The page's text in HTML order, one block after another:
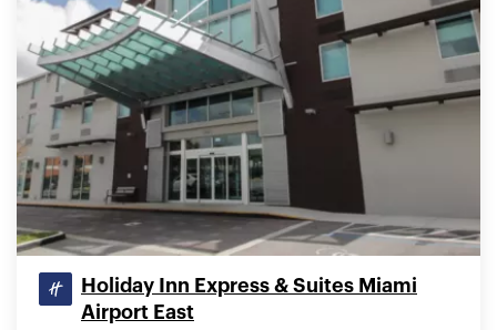
Holiday Inn Express & Suites Miami
Airport East